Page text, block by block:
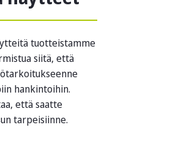
tuotteistamme
siitä, että
hankintoihin.
että saatte
tarpeisiinne.